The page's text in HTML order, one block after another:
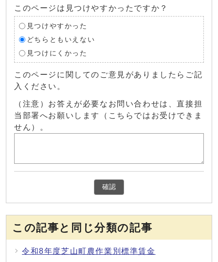
このページは見つけやすかったですか？
見つけやすかった
どちらともいえない
見つけにくかった
このページに関してのご意見がありましたらご記
入ください。
（注意）お答えが必要なお問い合わせは、直接担
当部署へお願いします（こちらではお受けできま
せん）。
確認
この記事と同じ分類の記事
令和8年度芝山町農作業別標準賃金